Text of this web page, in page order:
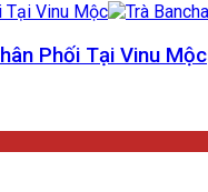
Phối Tại Vinu Mộc